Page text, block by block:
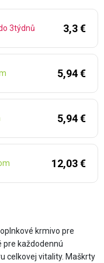
krmivo pre
pre každodennú
celkovej vitality. Maškrty
3týdnů 3,3 €
5,94 €
5,94 €
12,03 €